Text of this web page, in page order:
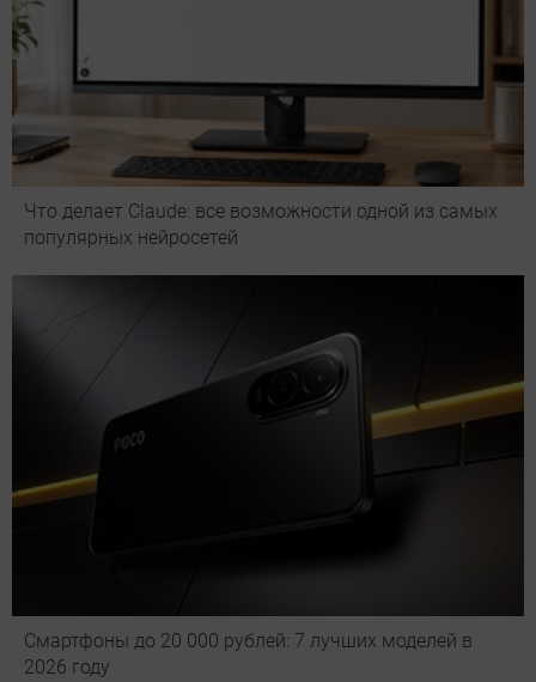
Что делает Сlaude: все возможности одной из самых
популярных нейросетей
Смартфоны до 20 000 рублей: 7 лучших моделей в
2026 году